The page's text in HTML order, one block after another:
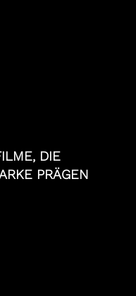
, DIE
PRÄGEN